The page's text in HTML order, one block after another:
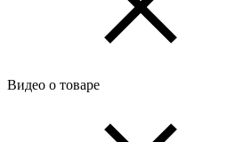
Видео о товаре